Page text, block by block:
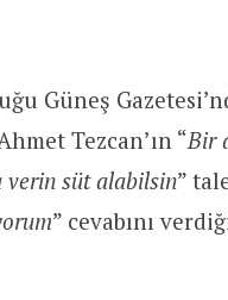
Güneş
Tezcan’ın “Bir
verin süt alabilsin”
” cevabını